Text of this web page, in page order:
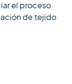
el proceso
de tejido